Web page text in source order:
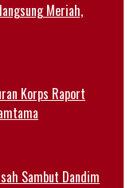
Meriah,
Korps Raport
Sambut Dandim